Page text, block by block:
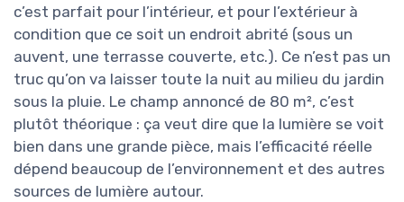
c’est parfait pour l’intérieur, et pour l’extérieur à
condition que ce soit un endroit abrité (sous un
auvent, une terrasse couverte, etc.). Ce n’est pas un
truc qu’on va laisser toute la nuit au milieu du jardin
sous la pluie. Le champ annoncé de 80 m², c’est
plutôt théorique : ça veut dire que la lumière se voit
bien dans une grande pièce, mais l’efficacité réelle
dépend beaucoup de l’environnement et des autres
sources de lumière autour.